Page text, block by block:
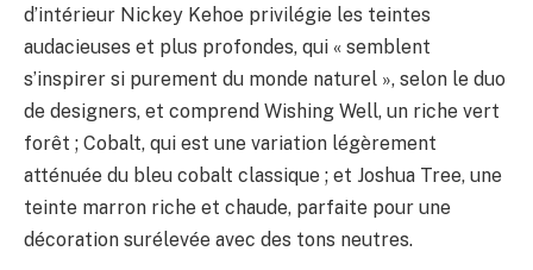
d’intérieur Nickey Kehoe privilégie les teintes
audacieuses et plus profondes, qui « semblent
s’inspirer si purement du monde naturel », selon le duo
de designers, et comprend Wishing Well, un riche vert
forêt ; Cobalt, qui est une variation légèrement
atténuée du bleu cobalt classique ; et Joshua Tree, une
teinte marron riche et chaude, parfaite pour une
décoration surélevée avec des tons neutres.